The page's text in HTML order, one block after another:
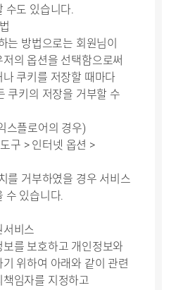
수도 있습니다.
는 방법으로는 회원님이
의 옵션을 선택함으로써
쿠키를 저장할 때마다
쿠키의 저장을 거부할 수
스플로어의 경우)
구 > 인터넷 옵션 >
를 거부하였을 경우 서비스
수 있습니다.
서비스
를 보호하고 개인정보와
위하여 아래와 같이 관련
임자를 지정하고